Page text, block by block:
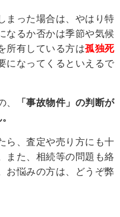
まった場合は、やはり特
なるか否かは季節や気候
所有している方は孤独死
になってくるといえるで
「事故物件」の判断が
ら、査定や売り方にも十
また、相続等の問題も絡
お悩みの方は、どうぞ弊